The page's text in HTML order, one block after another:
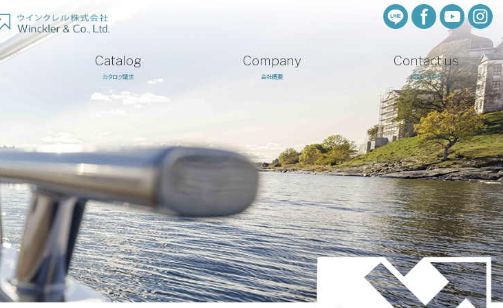
Catalog
カタログ請求
Company
会社概要
Contact us
お問い合わせ